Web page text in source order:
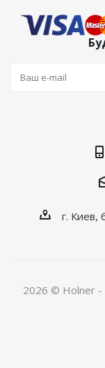
г. Киев,
2026 © Holner -